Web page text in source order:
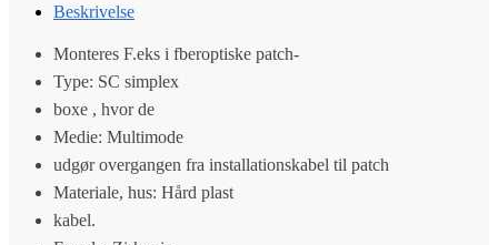
Beskrivelse
Monteres F.eks i fberoptiske patch-
Type: SC simplex
boxe , hvor de
Medie: Multimode
udgør overgangen fra installationskabel til patch
Materiale, hus: Hård plast
kabel.